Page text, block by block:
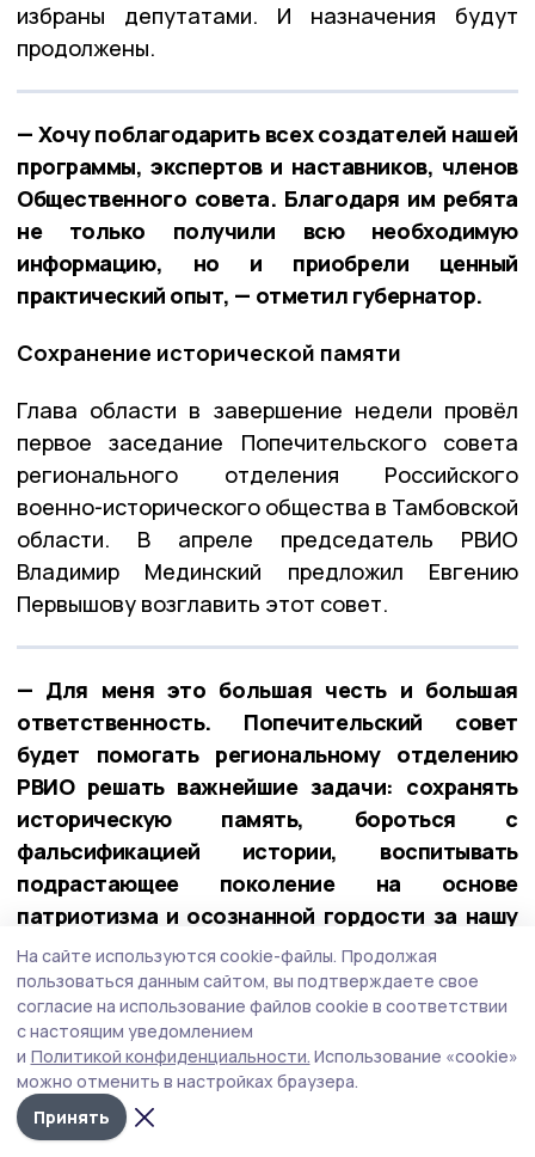
избраны депутатами. И назначения будут
продолжены.
— Хочу поблагодарить всех создателей нашей
программы, экспертов и наставников, членов
Общественного совета. Благодаря им ребята
не только получили всю необходимую
информацию, но и приобрели ценный
практический опыт, — отметил губернатор.
Сохранение исторической памяти
Глава области в завершение недели провёл
первое заседание Попечительского совета
регионального отделения Российского
военно-исторического общества в Тамбовской
области. В апреле председатель РВИО
Владимир Мединский предложил Евгению
Первышову возглавить этот совет.
— Для меня это большая честь и большая
ответственность. Попечительский совет
будет помогать региональному отделению
РВИО решать важнейшие задачи: сохранять
историческую память, бороться с
фальсификацией истории, воспитывать
подрастающее поколение на основе
патриотизма и осознанной гордости за нашу
великую Родину, — написал губернатор в
своих соцсетях.
На сайте используются cookie-файлы. Продолжая
пользоваться данным сайтом, вы подтверждаете свое
согласие на использование файлов cookie в соответствии
с настоящим уведомлением
и Политикой конфиденциальности. Использование «cookie»
можно отменить в настройках браузера.
Принять